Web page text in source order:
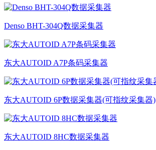
Denso BHT-304Q数据采集器
东大AUTOID A7P条码采集器
东大AUTOID 6P数据采集器(可指纹采集器)
东大AUTOID 8HC数据采集器